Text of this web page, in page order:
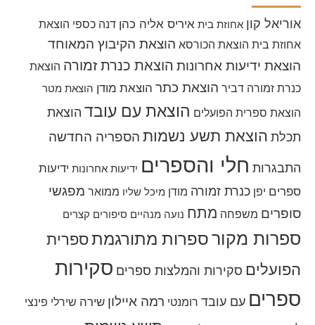
אוריאל קון אחוזת בית איריס אליה כהן דנה כספי הוצאת
אחוזת בית הוצאת הכורסא הוצאת הקיבוץ המאוחד
הוצאת ידיעות אחרונות הוצאת כנרת זמורה הוצאת
כנרת זמורה דביר הוצאת כתר הוצאת מודן הוצאת מטר
הוצאת ספרית הפועלים הוצאת עם עובד הוצאת
תכלת הוצאת תשע נשמות הספריה החדשה
התבגרות חלי והספרים ידיעות אחרונות ידיעות
ספרים יפן כנרת זמורה מודן מיכל שליו ממואר מפגשי
סופרים משפחה מתח נועה מנהיים סיפורים קצרים
ספרות מקורספרות מתורגמתספרית
הפועלים סקירות והמלצות ספרים סקירות
ספרים עם עובד רומנטי רמה איילון שירה שירלי פינצי